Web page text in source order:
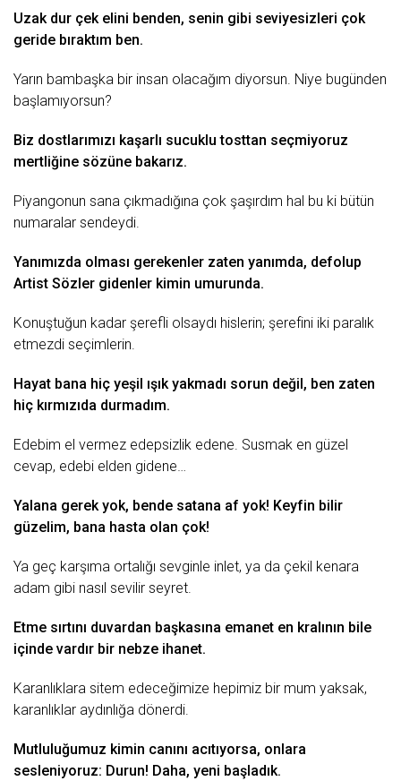
Uzak dur çek elini benden, senin gibi seviyesizleri çok
geride bıraktım ben.
Yarın bambaşka bir insan olacağım diyorsun. Niye bugünden
başlamıyorsun?
Biz dostlarımızı kaşarlı sucuklu tosttan seçmiyoruz
mertliğine sözüne bakarız.
Piyangonun sana çıkmadığına çok şaşırdım hal bu ki bütün
numaralar sendeydi.
Yanımızda olması gerekenler zaten yanımda, defolup
Artist Sözler gidenler kimin umurunda.
Konuştuğun kadar şerefli olsaydı hislerin; şerefini iki paralık
etmezdi seçimlerin.
Hayat bana hiç yeşil ışık yakmadı sorun değil, ben zaten
hiç kırmızıda durmadım.
Edebim el vermez edepsizlik edene. Susmak en güzel
cevap, edebi elden gidene…
Yalana gerek yok, bende satana af yok! Keyfin bilir
güzelim, bana hasta olan çok!
Ya geç karşıma ortalığı sevginle inlet, ya da çekil kenara
adam gibi nasıl sevilir seyret.
Etme sırtını duvardan başkasına emanet en kralının bile
içinde vardır bir nebze ihanet.
Karanlıklara sitem edeceğimize hepimiz bir mum yaksak,
karanlıklar aydınlığa dönerdi.
Mutluluğumuz kimin canını acıtıyorsa, onlara
sesleniyoruz: Durun! Daha, yeni başladık.